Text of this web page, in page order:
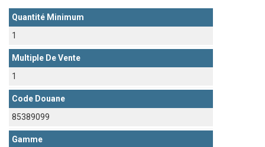
Quantité Minimum
1
Multiple De Vente
1
Code Douane
85389099
Gamme